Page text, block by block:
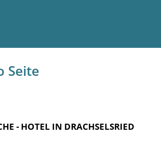
Seite
- HOTEL IN DRACHSELSRIED